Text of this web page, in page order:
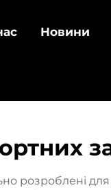
Новини
розроблені